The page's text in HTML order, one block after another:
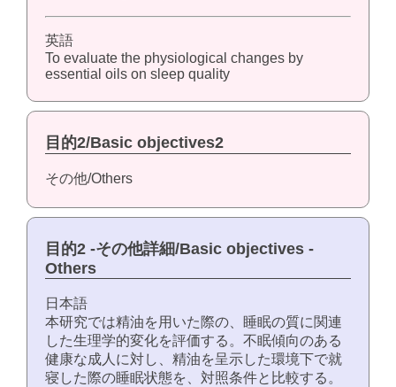
英語
To evaluate the physiological changes by
essential oils on sleep quality
目的2/Basic objectives2
その他/Others
目的2 -その他詳細/Basic objectives -
Others
日本語
本研究では精油を用いた際の、睡眠の質に関連
した生理学的変化を評価する。不眠傾向のある
健康な成人に対し、精油を呈示した環境下で就
寝した際の睡眠状態を、対照条件と比較する。